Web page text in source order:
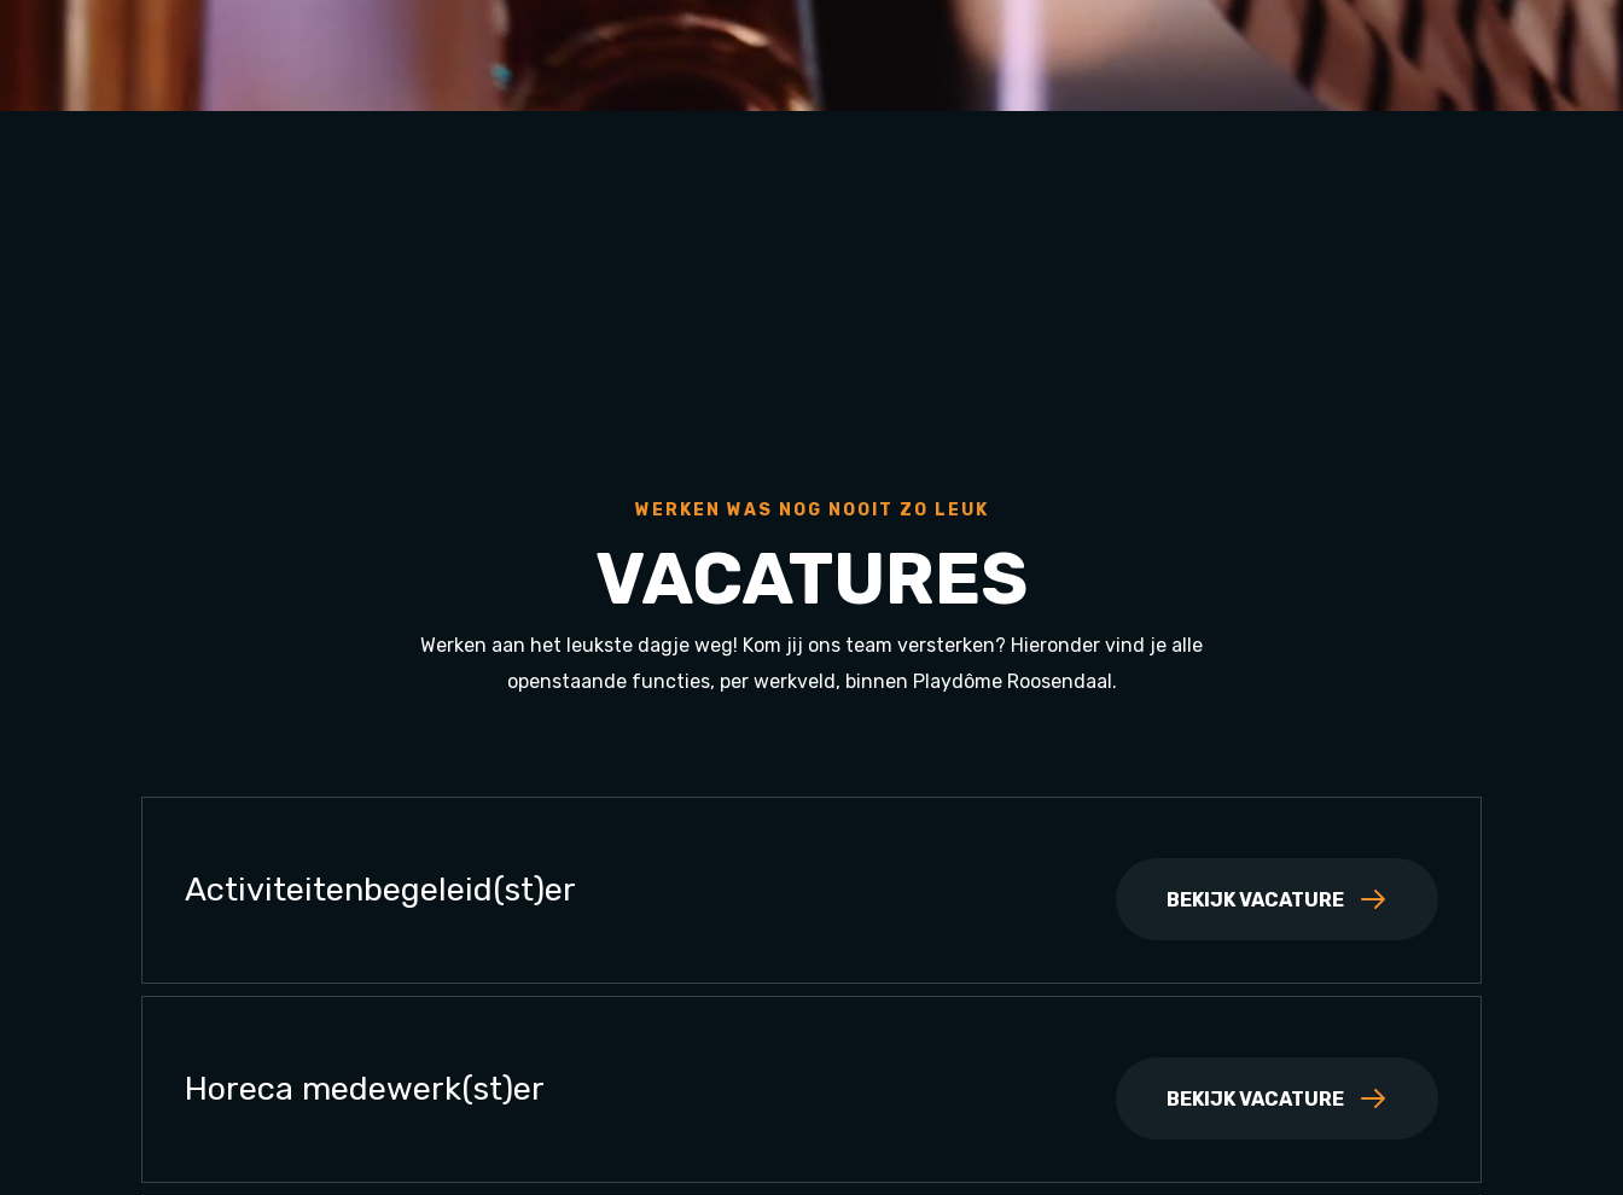
WERKEN WAS NOG NOOIT ZO LEUK
VACATURES
Werken aan het leukste dagje weg! Kom jij ons team versterken? Hieronder vind je alle
openstaande functies, per werkveld, binnen Playdôme Roosendaal.
Activiteitenbegeleid(st)er BEKIJK VACATURE
Horeca medewerk(st)er BEKIJK VACATURE